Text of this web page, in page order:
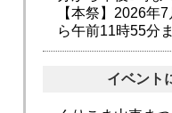
【本祭】2026年
ら午前11時55分
イベント